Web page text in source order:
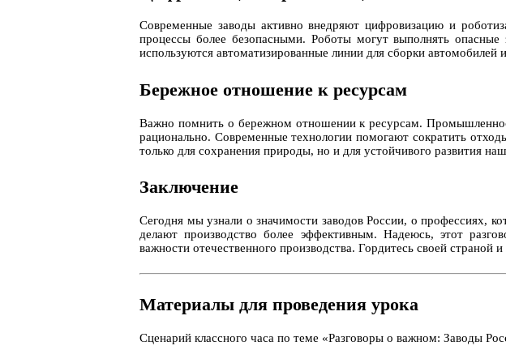
Современные заводы активно внедряют цифровизацию и
процессы более безопасными. Роботы могут выполнять
используются автоматизированные линии для сборки автомобилей
Бережное отношение к ресурсам
Важно помнить о бережном отношении к ресурсам.
рационально. Современные технологии помогают сократить
только для сохранения природы, но и для устойчивого развития
Заключение
Сегодня мы узнали о значимости заводов России, о профессиях,
делают производство более эффективным. Надеюсь, этот
важности отечественного производства. Гордитесь своей
Материалы для проведения урока
Сценарий классного часа по теме «Разговоры о важном: Заводы